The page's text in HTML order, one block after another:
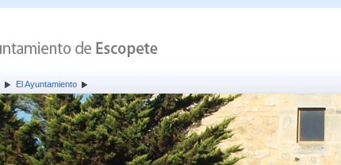
El Ayuntamiento